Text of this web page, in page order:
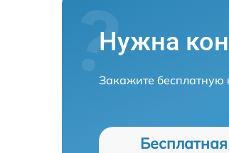
Нужна
Закажите бесплатную